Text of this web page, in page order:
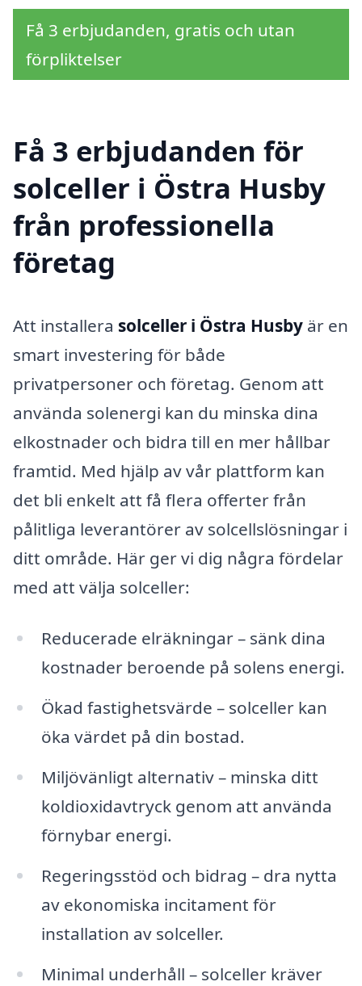
Få 3 erbjudanden, gratis och utan
förpliktelser
Få 3 erbjudanden för
solceller i Östra Husby
från professionella
företag
Att installera solceller i Östra Husby är en
smart investering för både
privatpersoner och företag. Genom att
använda solenergi kan du minska dina
elkostnader och bidra till en mer hållbar
framtid. Med hjälp av vår plattform kan
det bli enkelt att få flera offerter från
pålitliga leverantörer av solcellslösningar i
ditt område. Här ger vi dig några fördelar
med att välja solceller:
Reducerade elräkningar – sänk dina
kostnader beroende på solens energi.
Ökad fastighetsvärde – solceller kan
öka värdet på din bostad.
Miljövänligt alternativ – minska ditt
koldioxidavtryck genom att använda
förnybar energi.
Regeringsstöd och bidrag – dra nytta
av ekonomiska incitament för
installation av solceller.
Minimal underhåll – solceller kräver